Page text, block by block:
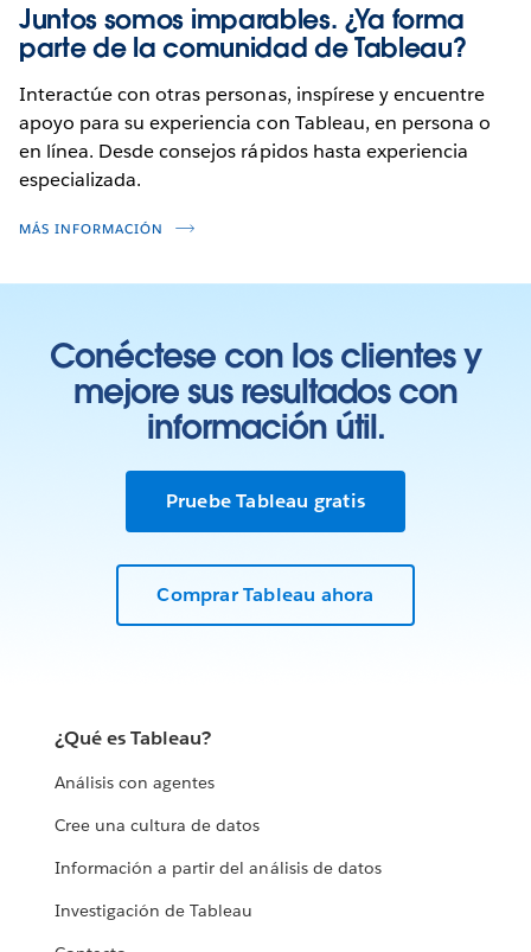
Juntos somos imparables. ¿Ya forma
parte de la comunidad de Tableau?
Interactúe con otras personas, inspírese y encuentre
apoyo para su experiencia con Tableau, en persona o
en línea. Desde consejos rápidos hasta experiencia
especializada.
MÁS INFORMACIÓN
Conéctese con los clientes y
mejore sus resultados con
información útil.
Pruebe Tableau gratis
Comprar Tableau ahora
¿Qué es Tableau?
Análisis con agentes
Cree una cultura de datos
Información a partir del análisis de datos
Investigación de Tableau